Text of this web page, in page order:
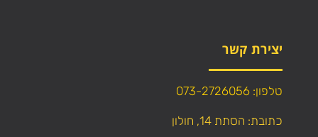
יצירת קשר
טלפון: 073-2726056
כתובת: הסתת 14, חולון